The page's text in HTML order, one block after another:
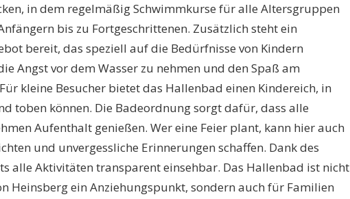
in dem regelmäßig Schwimmkurse für alle Altersgruppen
bis zu Fortgeschrittenen. Zusätzlich steht ein
bereit, das speziell auf die Bedürfnisse von Kindern
Angst vor dem Wasser zu nehmen und den Spaß am
kleine Besucher bietet das Hallenbad einen Kindereich, in
toben können. Die Badeordnung sorgt dafür, dass alle
Aufenthalt genießen. Wer eine Feier plant, kann hier auch
und unvergessliche Erinnerungen schaffen. Dank des
alle Aktivitäten transparent einsehbar. Das Hallenbad ist nicht
Heinsberg ein Anziehungspunkt, sondern auch für Familien